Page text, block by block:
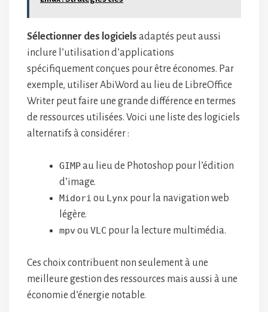
Sélectionner des logiciels adaptés peut aussi
inclure l’utilisation d’applications
spécifiquement conçues pour être économes. Par
exemple, utiliser AbiWord au lieu de LibreOffice
Writer peut faire une grande différence en termes
de ressources utilisées. Voici une liste des logiciels
alternatifs à considérer :
GIMPau lieu de Photoshop pour l’édition
d’image.
Midori ou Lynx pour la navigation web
légère.
mpv ouVLC pour la lecture multimédia.
Ces choix contribuent non seulement à une
meilleure gestion des ressources mais aussi à une
économie d’énergie notable.